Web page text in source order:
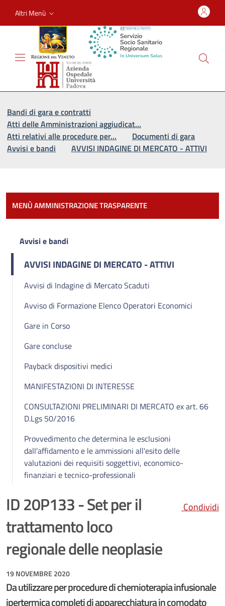
Altri Menù
Bandi di gara e contratti
Atti delle Amministrazioni aggiudicat…
Atti relativi alle procedure per…
Documenti di gara
Avvisi e bandi
AVVISI INDAGINE DI MERCATO - ATTIVI
MENÙ AMMINISTRAZIONE TRASPARENTE
Avvisi e bandi
AVVISI INDAGINE DI MERCATO - ATTIVI
Avvisi di Indagine di Mercato Scaduti
Avviso di Formazione Elenco Operatori Economici
Gare in Corso
Gare concluse
Payback dispositivi medici
MANIFESTAZIONI DI INTERESSE
CONSULTAZIONI PRELIMINARI DI MERCATO ex art. 66
D.Lgs 50/2016
Provvedimento che determina le esclusioni
dall'affidamento e le ammissioni all'esito delle
valutazioni dei requisiti soggettivi, economico-
finanziari e tecnico-professionali
ID 20P133 - Set per il
trattamento loco
regionale delle neoplasie
Condividi
19 NOVEMBRE 2020
Da utilizzare per procedure di chemioterapia infusionale
ipertermica completi di apparecchiatura in comodato